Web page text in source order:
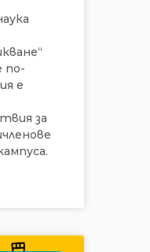
по-
е
за